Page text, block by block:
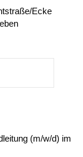
Ecke
(m/w/d) im